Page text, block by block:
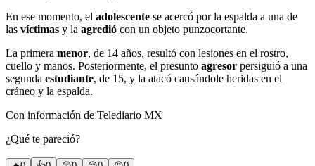
En ese momento, el adolescente se acercó por la espalda a una de
las víctimas y la agredió con un objeto punzocortante.
La primera menor, de 14 años, resultó con lesiones en el rostro,
cuello y manos. Posteriormente, el presunto agresor persiguió a una
segunda estudiante, de 15, y la atacó causándole heridas en el
cráneo y la espalda.
Con información de Telediario MX
¿Qué te pareció?